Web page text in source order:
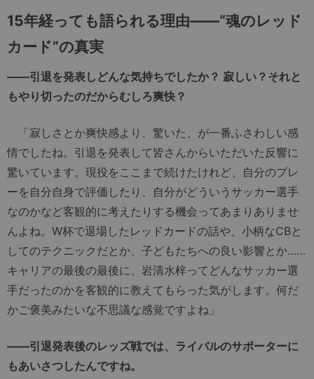
15年経っても語られる理由——“魂のレッド
カード”の真実
――引退を発表しどんな気持ちでしたか？ 寂しい？それと
もやり切ったのだからむしろ爽快？
「寂しさとか爽快感より、驚いた、が一番ふさわしい感
情でしたね。引退を発表して皆さんからいただいた反響に
驚いています。現役をここまで続けたけれど、自分のプレ
ーを自分自身で評価したり、自分がどういうサッカー選手
なのかなど客観的に考えたりする機会ってあまりありませ
んよね。W杯で退場したレッドカードの話や、小柄なCBと
してのテクニックだとか、子どもたちへの良い影響とか……
キャリアの最後の最後に、岩清水梓ってどんなサッカー選
手だったのかを客観的に教えてもらった気がします。何だ
かご褒美みたいな不思議な感覚ですよね」
――引退発表後のレッズ戦では、ライバルのサポーターに
もあいさつしたんですね。